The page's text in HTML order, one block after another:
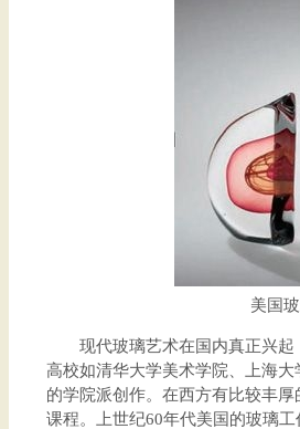
美国
现代玻璃艺术在国内真正兴起
高校如清华大学美术学院、上海
的学院派创作。在西方有比较丰
课程。上世纪60年代美国的玻璃